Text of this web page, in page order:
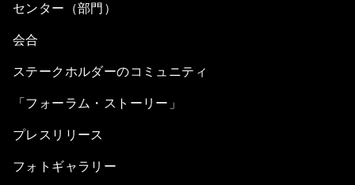
センター（部門）
会合
ステークホルダーのコミュニティ
「フォーラム・ストーリー」
プレスリリース
フォトギャラリー